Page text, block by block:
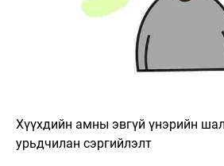
Хүүхдийн амны эвгүй үнэрийн
урьдчилан сэргийлэлт